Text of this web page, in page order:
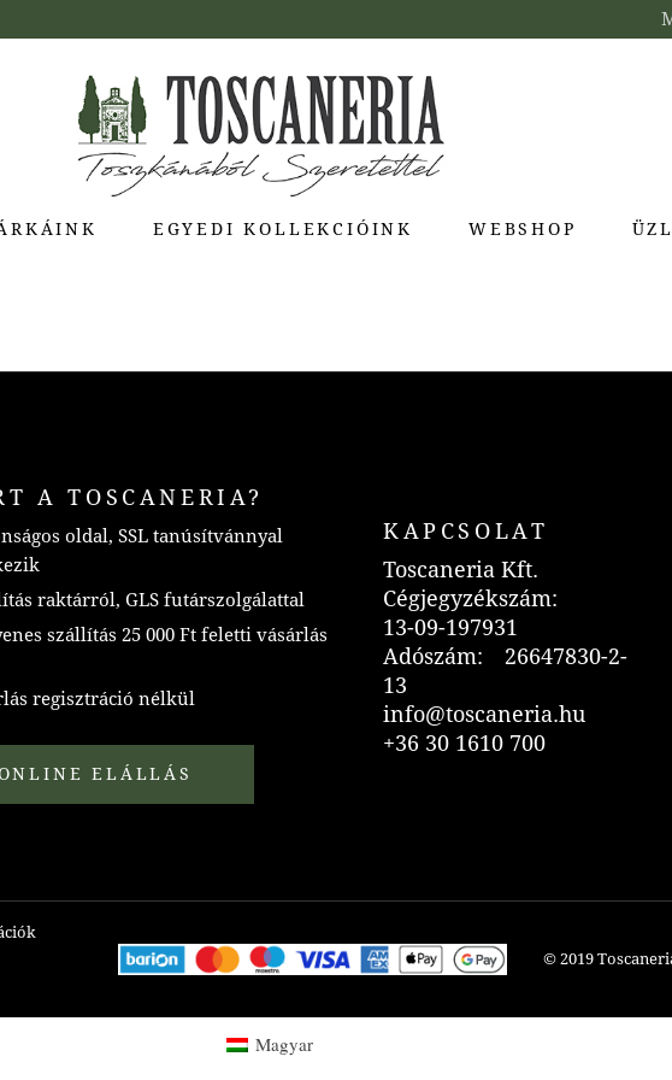
Stagioni
EGYEDI KOLLEKCIÓINK WEBSHOP
A TOSCANERIA?
oldal, SSL tanúsítvánnyal
raktárról, GLS futárszolgálattal
szállítás 25 000 Ft feletti vásárlás
regisztráció nélkül
ELÁLLÁS
KAPCSOLAT
Toscaneria Kft.
Cégjegyzékszám:
13-09-197931
Adószám: 26647830-2-
13
info@toscaneria.hu
+36 30 1610 700
© 2019
Magyar